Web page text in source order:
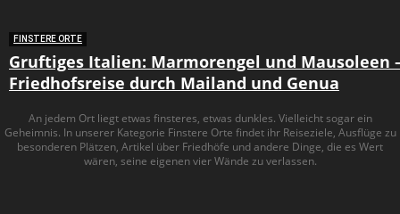
FINSTERE ORTE
Gruftiges Italien: Marmorengel und Mausoleen
Friedhofsreise durch Mailand und Genua
An jedem Ort liegt etwas finsteres, etwas dunkles. Vielleicht sogar ein
Geheimnis. In unserer Kategorie Finstere Orte findet ihr Reiseziele, Ausflüge zu
besonderen Plätzen, Artikel über Friedhöfe und andere Dinge, die es Wert
wären, seine eigenen vier Wände zu verlassen.